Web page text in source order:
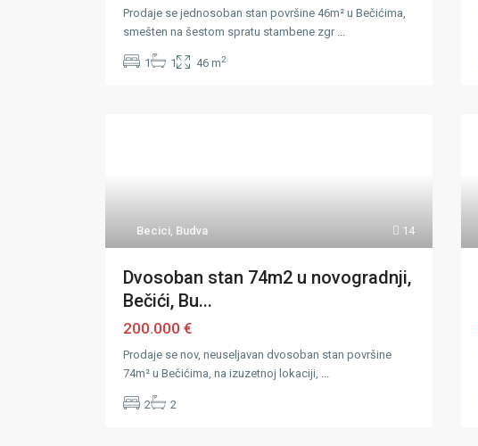
Prodaje se jednosoban stan površine 46m² u Bečićima,
smešten na šestom spratu stambene zgr ...
1 1 46 m2
14
Becici, Budva
Dvosoban stan 74m2 u novogradnji,
Bečići, Bu...
200.000 €
Prodaje se nov, neuseljavan dvosoban stan površine
74m² u Bečićima, na izuzetnoj lokaciji, ...
2 2